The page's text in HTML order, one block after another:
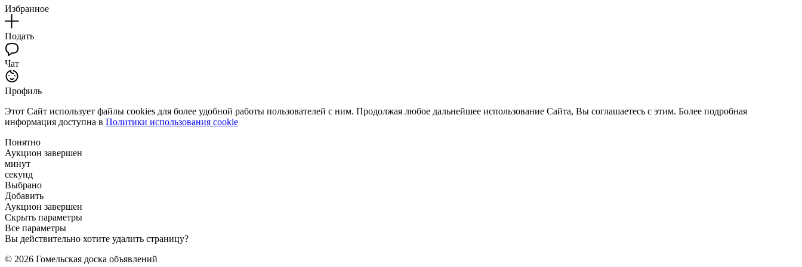
Избранное
Подать
Чат
Профиль
Этот Сайт использует файлы cookies для более удобной работы пользователей с ним. Продолжая любое дальнейшее использование Сайта, Вы соглашаетесь с этим. Более подробная
информация доступна в Политики использования cookie
Понятно
Аукцион завершен
минут
секунд
Выбрано
Добавить
Аукцион завершен
Скрыть параметры
Все параметры
Вы действительно хотите удалить страницу?
© 2026 Гомельская доска объявлений